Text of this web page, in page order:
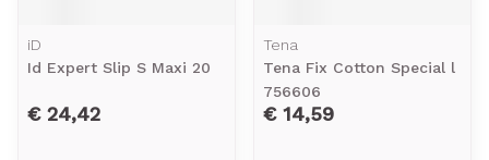
iD
Id Expert Slip S Maxi 20
€ 24,42
Tena
Tena Fix Cotton Special l
756606
€ 14,59